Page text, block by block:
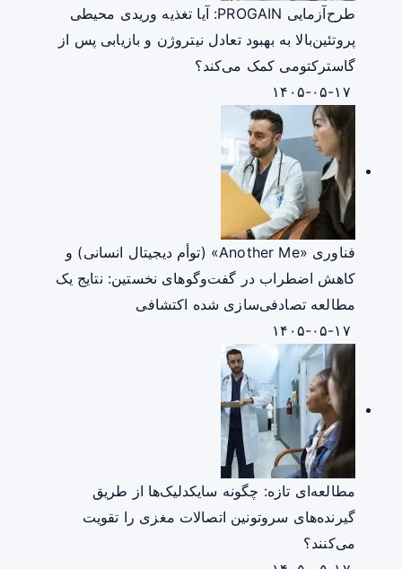
طرح‌آزمایی PROGAIN: آیا تغذیه وریدی محیطی
پروتئین‌بالا به بهبود تعادل نیتروژن و بازیابی پس از
گاسترکتومی کمک می‌کند؟
فناوری «Another Me» (توأم دیجیتال انسانی) و
کاهش اضطراب در گفت‌وگوهای نخستین: نتایج یک
مطالعه تصادفی‌سازی شده اکتشافی
مطالعه‌ای تازه: چگونه سایکدلیک‌ها از طریق
گیرنده‌های سروتونین اتصالات مغزی را تقویت
می‌کنند؟